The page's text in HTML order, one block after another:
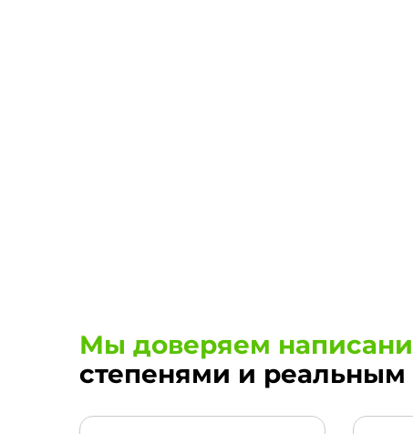
Мы доверяем
степенями и реальным